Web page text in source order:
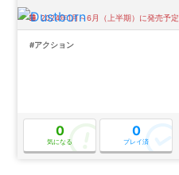
2024年1月～6月（上半期）に発売予定
#アクション
0
気になる
0
プレイ済